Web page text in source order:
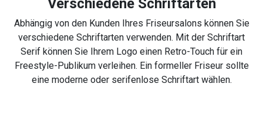
Abhängig von den Kunden Ihres Friseursalons können Sie
verschiedene Schriftarten verwenden. Mit der Schriftart
Serif können Sie Ihrem Logo einen Retro-Touch für ein
Freestyle-Publikum verleihen. Ein formeller Friseur sollte
eine moderne oder serifenlose Schriftart wählen.